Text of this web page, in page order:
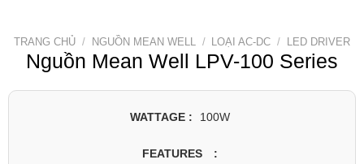
TRANG CHỦ / NGUỒN MEAN WELL / LOẠI AC-DC / LED DRIVER
Nguồn Mean Well LPV-100 Series
WATTAGE : 100W
FEATURES :